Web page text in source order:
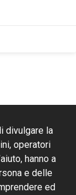
divulgare la
operatori
hanno a
e delle
ed